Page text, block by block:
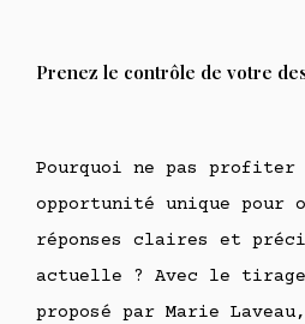
Prenez le contrôle de votre
Pourquoi ne pas profiter
opportunité unique pour
réponses claires et
actuelle ? Avec le
proposé par Marie